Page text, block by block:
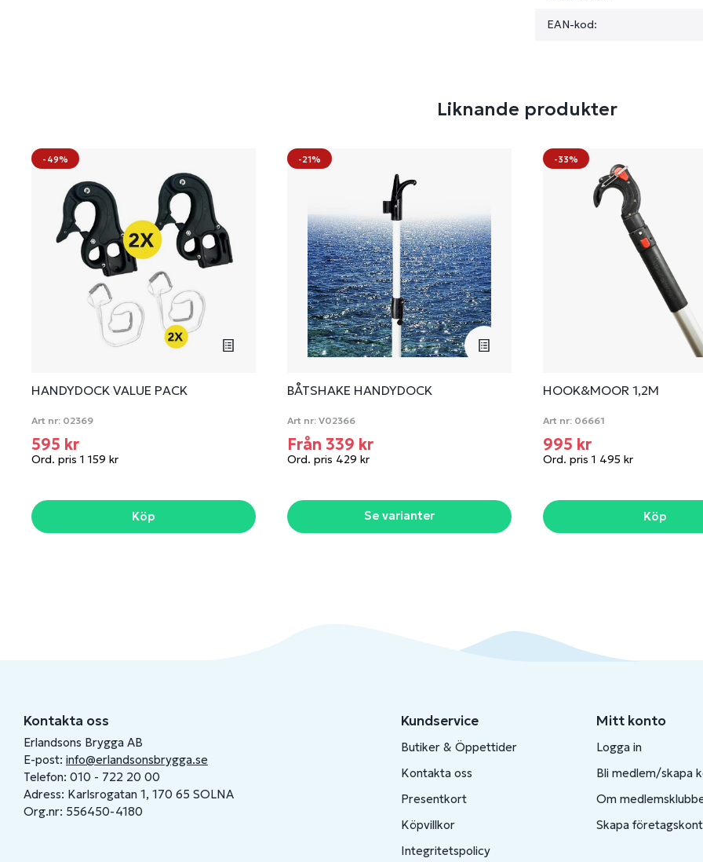
EAN-kod:
Liknande produkter
-49%
HANDYDOCK VALUE PACK
Art nr: 02369
595 kr
Ord. pris 1 159 kr
Köp
-21%
BÅTSHAKE HANDYDOCK
Art nr: V02366
Från 339 kr
Ord. pris 429 kr
Se varianter
-33%
HOOK&MOOR 1,2M
Art nr: 06661
995 kr
Ord. pris 1 495 kr
Köp
Kontakta oss
Erlandsons Brygga AB
E-post: info@erlandsonsbrygga.se
Telefon: 010 - 722 20 00
Adress: Karlsrogatan 1, 170 65 SOLNA
Org.nr: 556450-4180
Kundservice
Butiker & Öppettider
Kontakta oss
Presentkort
Köpvillkor
Integritetspolicy
Mitt konto
Logga in
Bli medlem/skapa
Om
Skapa